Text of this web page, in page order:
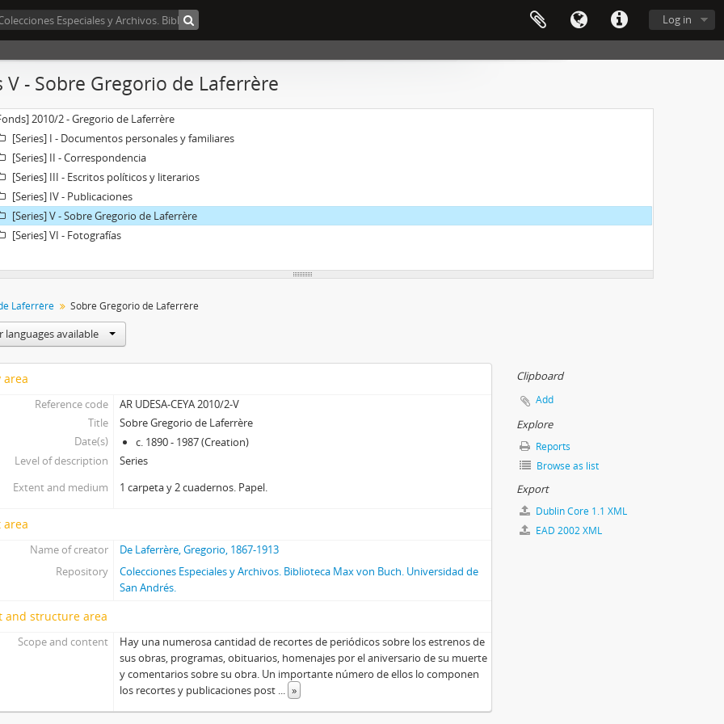
Log in
V - Sobre Gregorio de Laferrère
2010/2 - Gregorio de Laferrère
[Series] I - Documentos personales y familiares
[Series] II - Correspondencia
[Series] III - Escritos políticos y literarios
[Series] IV - Publicaciones
[Series] V - Sobre Gregorio de Laferrère
[Series] VI - Fotografías
Laferrère Sobre Gregorio de Laferrère
languages available
area
Reference code
AR UDESA-CEYA 2010/2-V
Title
Sobre Gregorio de Laferrère
Date(s)
c. 1890 - 1987 (Creation)
Level of description
Series
Extent and medium
1 carpeta y 2 cuadernos. Papel.
area
Name of creator
De Laferrère, Gregorio, 1867-1913
Repository
Colecciones Especiales y Archivos. Biblioteca Max von Buch. Universidad de
San Andrés.
and structure area
Scope and content
Hay una numerosa cantidad de recortes de periódicos sobre los estrenos de
sus obras, programas, obituarios, homenajes por el aniversario de su muerte
y comentarios sobre su obra. Un importante número de ellos lo componen
los recortes y publicaciones post ... »
Clipboard
Add
Explore
Reports
Browse as list
Export
Dublin Core 1.1 XML
EAD 2002 XML